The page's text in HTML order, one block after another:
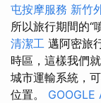
屯按摩服務 新竹
所以旅行期間的“
清潔工 邁阿密旅
時區，這樣我們
城市運輸系統，
位置。 GOOGLE